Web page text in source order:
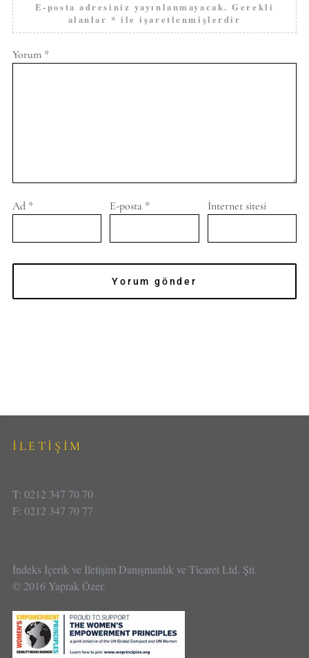
E-posta adresiniz yayınlanmayacak. Gerekli
alanlar * ile işaretlenmişlerdir
Yorum *
Ad * E-posta * İnternet sitesi
İLETİŞİM
T: 0212 347 70 70
F: 0212 347 70 77
İndeks İçerik ve İletişim Danışmanlık ve Ticaret Ltd. Şti.
© 2016 Yaprak Özer.